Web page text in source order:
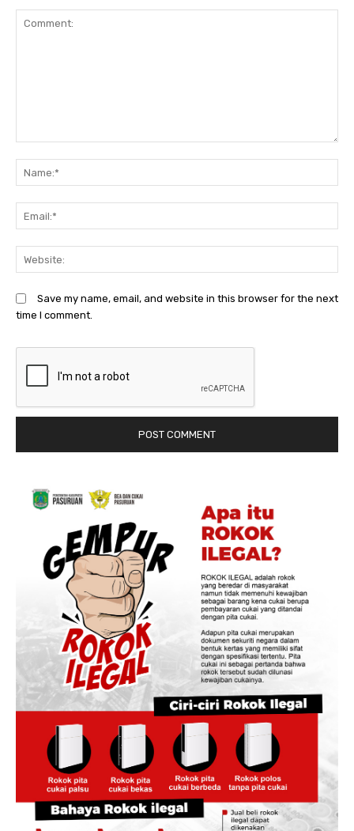
Save my name, email, and website in this browser for the next
time I comment.